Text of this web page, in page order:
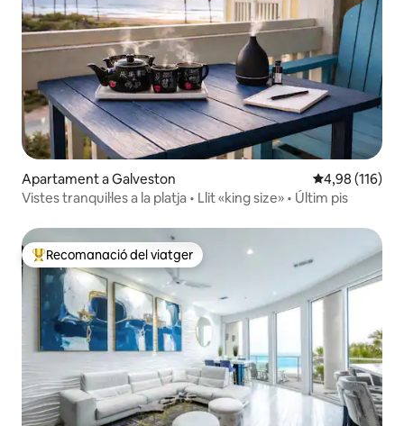
Apartament a Galveston 4,98 de
4,98 (116)
Vistes tranquil·les a la platja • Llit «king size» • Últim pis
Principals recomanacions dels viatgers
Recomanació del viatger